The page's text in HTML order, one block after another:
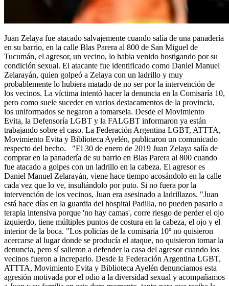
Juan Zelaya fue atacado salvajemente cuando salía de una panadería
en su barrio, en la calle Blas Parera al 800 de San Miguel de
Tucumán, el agresor, un vecino, lo habia venido hostigando por su
condición sexual. El atacante fue identificado como Daniel Manuel
Zelarayán, quien golpeó a Zelaya con un ladrillo y muy
probablemente lo hubiera matado de no ser por la intervención de
los vecinos. La víctima intentó hacer la denuncia en la Comisaría 10,
pero como suele suceder en varios destacamentos de la provincia,
los uniformados se negaron a tomarsela. Desde el Movimiento
Evita, la Defensoría LGBT y la FALGBT informaron ya están
trabajando sobre el caso. La Federación Argentina LGBT, ATTTA,
Movimiento Evita y Biblioteca Ayelén, publicaron un comunicado
respecto del hecho. "El 30 de enero de 2019 Juan Zelaya salía de
comprar en la panadería de su barrio en Blas Parera al 800 cuando
fue atacado a golpes con un ladrillo en la cabeza. El agresor es
Daniel Manuel Zelarayán, viene hace tiempo acosándolo en la calle
cada vez que lo ve, insultándolo por puto. Si no fuera por la
intervención de los vecinos, Juan era asesinado a ladrillazos. "Juan
está hace días en la guardia del hospital Padilla, no pueden pasarlo a
terapia intensiva porque 'no hay camas', corre riesgo de perder el ojo
izquierdo, tiene múltiples puntos de costura en la cabeza, el ojo y el
interior de la boca. "Los policías de la comisaría 10º no quisieron
acercarse al lugar donde se producía el ataque, no quisieron tomar la
denuncia, pero sí salieron a defender la casa del agresor cuando los
vecinos fueron a increparlo. Desde la Federación Argentina LGBT,
ATTTA, Movimiento Evita y Biblioteca Ayelén denunciamos esta
agresión motivada por el odio a la diversidad sexual y acompañamos